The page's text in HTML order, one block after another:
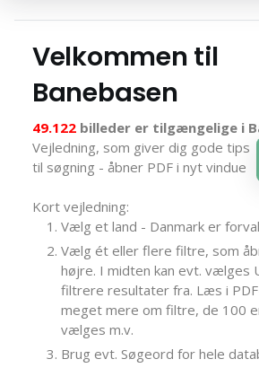
Velkommen til
Banebasen
49.122 billeder er tilgængelige i
Vejledning, som giver dig gode tips
til søgning - åbner PDF i nyt vindue
Kort vejledning:
Vælg et land - Danmark er
Vælg ét eller flere filtre, som
højre. I midten kan evt. vælges
filtrere resultater fra. Læs i
meget mere om filtre, de 100
vælges m.v.
Brug evt. Søgeord for hele